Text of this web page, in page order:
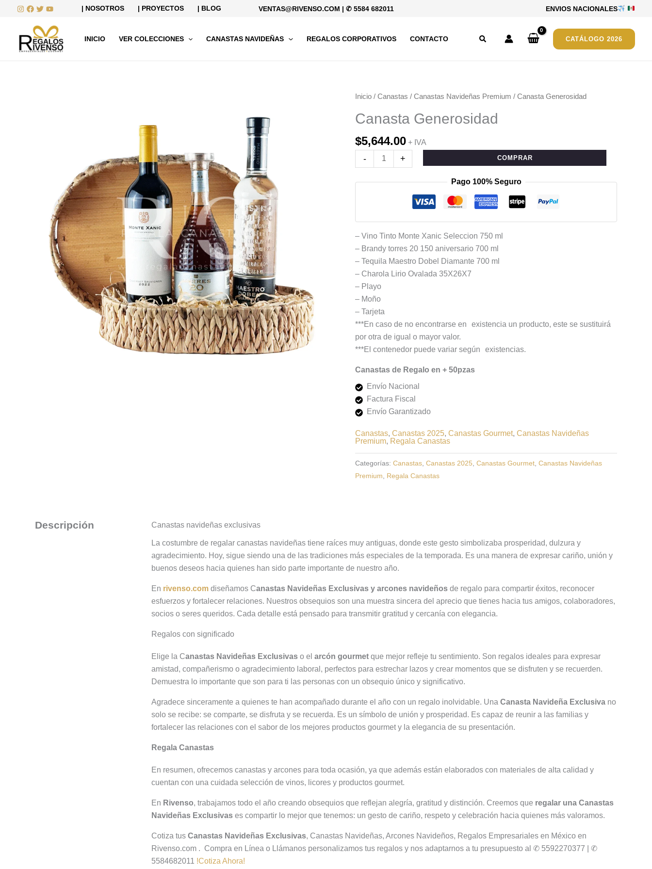
contenido
| NOSOTROS | PROYECTOS | BLOG VENTAS@RIVENSO.COM | ✆ 5584 682011 ENVIOS NACIONALES
INICIO VER COLECCIONES CANASTAS NAVIDEÑAS REGALOS CORPORATIVOS CONTACTO Buscar CATÁLOGO 2026
Inicio / Canastas / Canastas Navideñas Premium / Canasta Generosidad
Canasta Generosidad
$5,644.00 + IVA
-
Canasta
cantidad
+ COMPRAR
Pago 100% Seguro
– Vino Tinto Monte Xanic Seleccion 750 ml
– Brandy torres 20 150 aniversario 700 ml
– Tequila Maestro Dobel Diamante 700 ml
– Charola Lirio Ovalada 35X26X7
– Playo
– Moño
– Tarjeta
***En caso de no encontrarse en existencia un producto, este se sustituirá
por otra de igual o mayor valor.
***El contenedor puede variar según existencias.
Canastas de Regalo en + 50pzas
Envío Nacional
Factura Fiscal
Envío Garantizado
Canastas, Canastas 2025, Canastas Gourmet, Canastas Navideñas
Premium, Regala Canastas
Categorías: Canastas, Canastas 2025, Canastas Gourmet, Canastas Navideñas
Premium, Regala Canastas
Descripción Canastas navideñas exclusivas
La costumbre de regalar canastas navideñas tiene raíces muy antiguas, donde este gesto simbolizaba prosperidad, dulzura y
agradecimiento. Hoy, sigue siendo una de las tradiciones más especiales de la temporada. Es una manera de expresar cariño, unión y
buenos deseos hacia quienes han sido parte importante de nuestro año.
En rivenso.com diseñamos Canastas Navideñas Exclusivas y arcones navideños de regalo para compartir éxitos, reconocer
esfuerzos y fortalecer relaciones. Nuestros obsequios son una muestra sincera del aprecio que tienes hacia tus amigos, colaboradores,
socios o seres queridos. Cada detalle está pensado para transmitir gratitud y cercanía con elegancia.
Regalos con significado
Elige la Canastas Navideñas Exclusivas o el arcón gourmet que mejor refleje tu sentimiento. Son regalos ideales para expresar
amistad, compañerismo o agradecimiento laboral, perfectos para estrechar lazos y crear momentos que se disfruten y se recuerden.
Demuestra lo importante que son para ti las personas con un obsequio único y significativo.
Agradece sinceramente a quienes te han acompañado durante el año con un regalo inolvidable. Una Canasta Navideña Exclusiva no
solo se recibe: se comparte, se disfruta y se recuerda. Es un símbolo de unión y prosperidad. Es capaz de reunir a las familias y
fortalecer las relaciones con el sabor de los mejores productos gourmet y la elegancia de su presentación.
Regala Canastas
En resumen, ofrecemos canastas y arcones para toda ocasión, ya que además están elaborados con materiales de alta calidad y
cuentan con una cuidada selección de vinos, licores y productos gourmet.
En Rivenso, trabajamos todo el año creando obsequios que reflejan alegría, gratitud y distinción. Creemos que regalar una Canastas
Navideñas Exclusivas es compartir lo mejor que tenemos: un gesto de cariño, respeto y celebración hacia quienes más valoramos.
Cotiza tus Canastas Navideñas Exclusivas, Canastas Navideñas, Arcones Navideños, Regalos Empresariales en México en
Rivenso.com . Compra en Línea o Llámanos personalizamos tus regalos y nos adaptarnos a tu presupuesto al ✆ 5592270377 | ✆
5584682011 !Cotiza Ahora!